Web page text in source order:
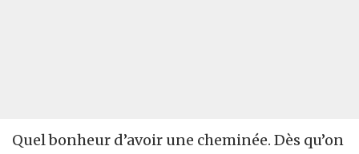
Quel bonheur d’avoir une cheminée. Dès qu’on